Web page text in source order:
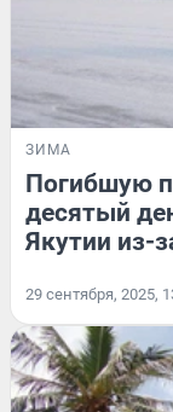
ЗИМА
Погибшую
десятый
Якутии из-
29 сентября, 2025,